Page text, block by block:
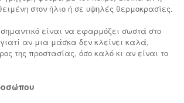
στον ήλιο ή σε υψηλές θερμοκρασίες.
είναι να εφαρμόζει σωστά στο
αν μια μάσκα δεν κλείνει καλά,
της προστασίας, όσο καλό κι αν είναι το